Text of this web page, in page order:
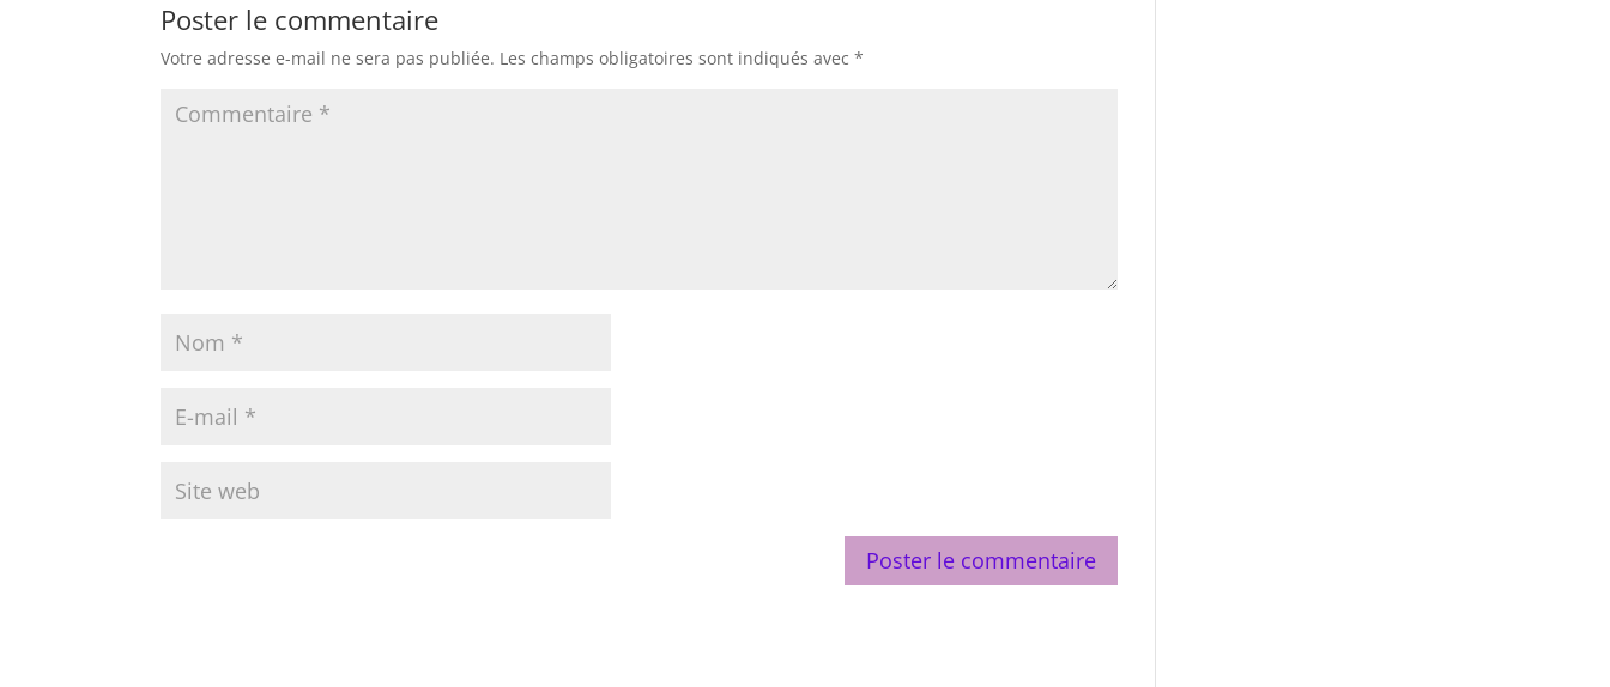
Poster le commentaire
Votre adresse e-mail ne sera pas publiée. Les champs obligatoires sont indiqués avec*